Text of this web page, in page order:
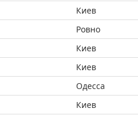
Киев
Ровно
Киев
Киев
Одесса
Киев